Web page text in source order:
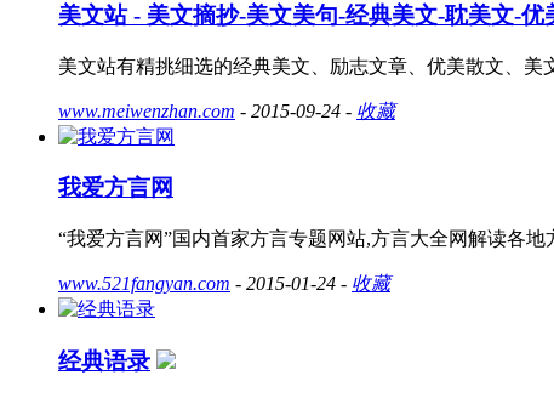
美文站 - 美文摘抄-美文美句-经典美文-耽美文-优
美文站有精挑细选的经典美文、励志文章、优美散文、
www.meiwenzhan.com - 2015-09-24 - 收藏
我爱方言网
“我爱方言网”国内首家方言专题网站,方言大全网解读各
www.521fangyan.com - 2015-01-24 - 收藏
经典语录